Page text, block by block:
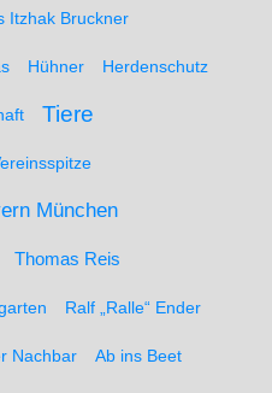
Itzhak Bruckner
Hühner Herdenschutz
Tiere
München
Thomas Reis
Ralf „Ralle“ Ender
Nachbar Ab ins Beet